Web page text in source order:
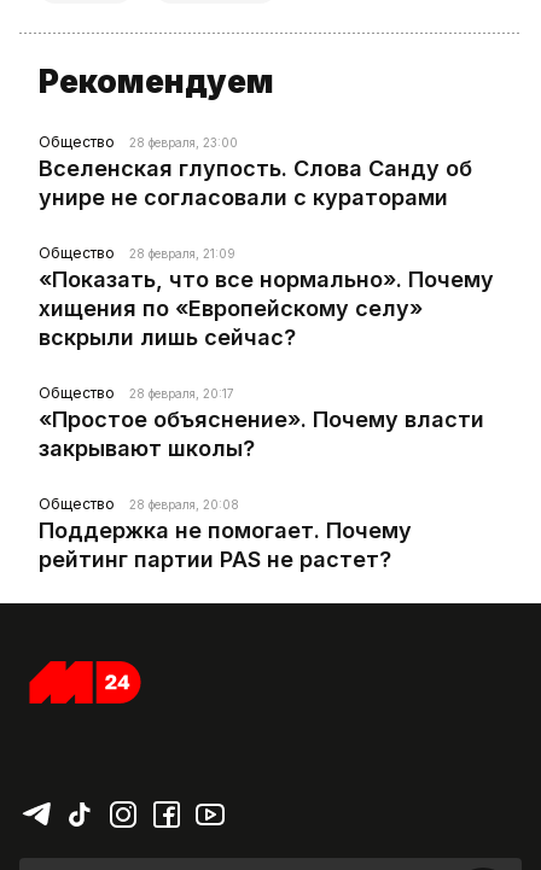
Рекомендуем
Общество 28 февраля, 23:00
Вселенская глупость. Слова Санду об
унире не согласовали с кураторами
Общество 28 февраля, 21:09
«Показать, что все нормально». Почему
хищения по «Европейскому селу»
вскрыли лишь сейчас?
Общество 28 февраля, 20:17
«Простое объяснение». Почему власти
закрывают школы?
Общество 28 февраля, 20:08
Поддержка не помогает. Почему
рейтинг партии PAS не растет?